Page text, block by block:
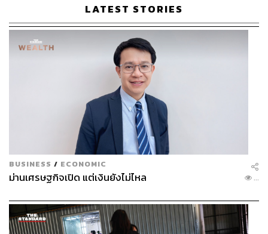
LATEST STORIES
BUSINESS / ECONOMIC
ม่านเศรษฐกิจเปิด แต่เงินยังไม่ไหล ...